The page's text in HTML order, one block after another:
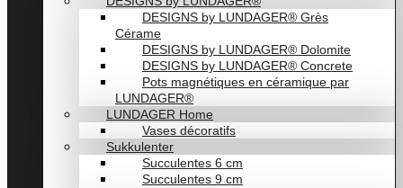
DESIGNS by LUNDAGER® Grès
Cérame
DESIGNS by LUNDAGER® Dolomite
DESIGNS by LUNDAGER® Concrete
Pots magnétiques en céramique par
LUNDAGER®
LUNDAGER Home
Vases décoratifs
Sukkulenter
Succulentes 6 cm
Succulentes 9 cm